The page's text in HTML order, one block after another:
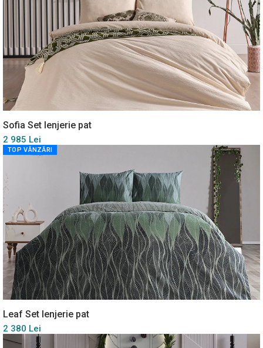
Sofia Set lenjerie pat
2 985 Lei
TOP VÂNZĂRI
Leaf Set lenjerie pat
2 380 Lei